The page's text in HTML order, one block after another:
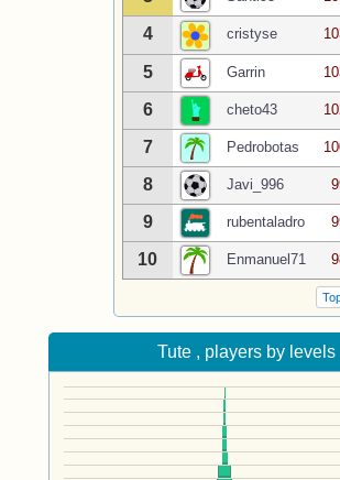
4 cristyse
5 Garrin
6 cheto43
7 Pedrobotas
8 Javi_996
9 rubentaladro
10 Enmanuel71
Tute , players by levels